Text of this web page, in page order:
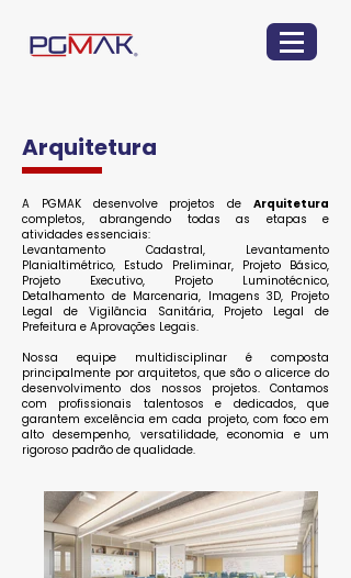
Arquitetura
A PGMAK desenvolve projetos de Arquitetura
completos, abrangendo todas as etapas e
atividades essenciais:
Levantamento Cadastral, Levantamento
Planialtimétrico, Estudo Preliminar, Projeto Básico,
Projeto Executivo, Projeto Luminotécnico,
Detalhamento de Marcenaria, Imagens 3D, Projeto
Legal de Vigilância Sanitária, Projeto Legal de
Prefeitura e Aprovações Legais.
Nossa equipe multidisciplinar é composta
principalmente por arquitetos, que são o alicerce do
desenvolvimento dos nossos projetos. Contamos
com profissionais talentosos e dedicados, que
garantem excelência em cada projeto, com foco em
alto desempenho, versatilidade, economia e um
rigoroso padrão de qualidade.